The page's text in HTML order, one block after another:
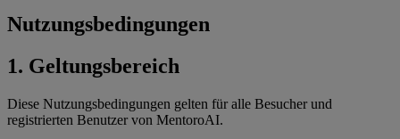
Nutzungsbedingungen
1. Geltungsbereich
Diese Nutzungsbedingungen gelten für alle Besucher und
registrierten Benutzer von MentoroAI.